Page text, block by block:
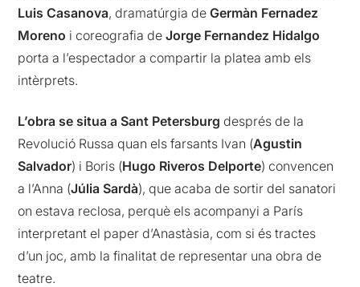
Luis Casanova, dramatúrgia deGermàn Fernadez
Moreno i coreografia deJorge Fernandez Hidalgo
porta a l’espectador a compartir la platea amb els
intèrprets.
L’obra se situa a Sant Petersburg després de la
Revolució Russa quan els farsants Ivan (Agustin
Salvador) i Boris (Hugo Riveros Delporte) convencen
a l’Anna (Júlia Sardà), que acaba de sortir del sanatori
on estava reclosa, perquè els acompanyi a París
interpretant el paper d’Anastàsia, com si és tractes
d’un joc, amb la finalitat de representar una obra de
teatre.